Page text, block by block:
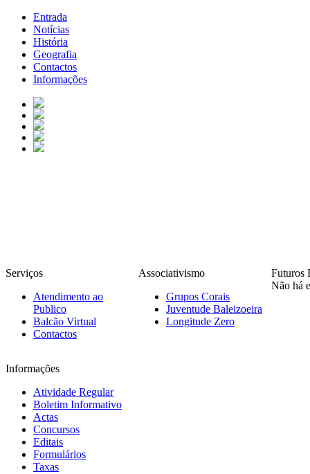
Entrada
Notícias
História
Geografia
Contactos
Informações
Serviços
Atendimento ao
Publico
Balcão Virtual
Contactos
Associativismo
Grupos Corais
Juventude Baleizoeira
Longitude Zero
Futuros
Não há
Informações
Atividade Regular
Boletim Informativo
Actas
Concursos
Editais
Formulários
Taxas